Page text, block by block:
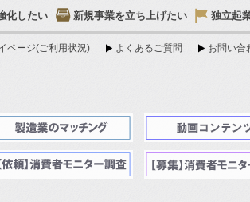
化したい 新規事業を立ち上げたい 独立起
ページ(ご利用状況) よくあるご質問 お問い合